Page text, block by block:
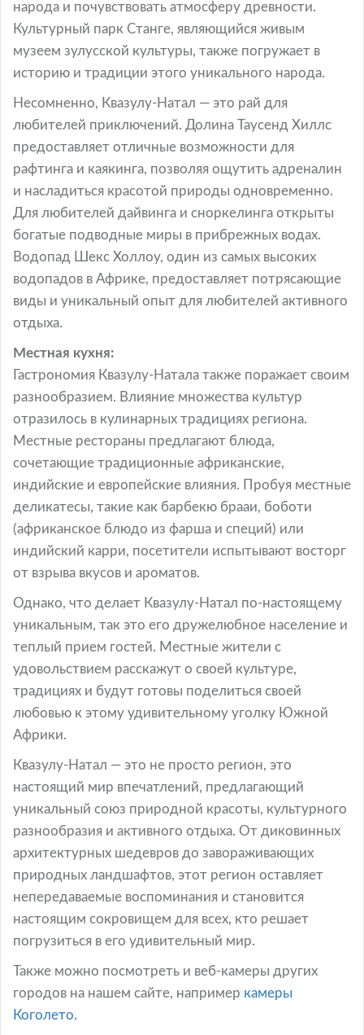
народа и почувствовать атмосферу древности.
Культурный парк Станге, являющийся живым
музеем зулусской культуры, также погружает в
историю и традиции этого уникального народа.
Несомненно, Квазулу-Натал — это рай для
любителей приключений. Долина Таусенд Хиллс
предоставляет отличные возможности для
рафтинга и каякинга, позволяя ощутить адреналин
и насладиться красотой природы одновременно.
Для любителей дайвинга и сноркелинга открыты
богатые подводные миры в прибрежных водах.
Водопад Шекс Холлоу, один из самых высоких
водопадов в Африке, предоставляет потрясающие
виды и уникальный опыт для любителей активного
отдыха.
Местная кухня:
Гастрономия Квазулу-Натала также поражает своим
разнообразием. Влияние множества культур
отразилось в кулинарных традициях региона.
Местные рестораны предлагают блюда,
сочетающие традиционные африканские,
индийские и европейские влияния. Пробуя местные
деликатесы, такие как барбекю брааи, боботи
(африканское блюдо из фарша и специй) или
индийский карри, посетители испытывают восторг
от взрыва вкусов и ароматов.
Однако, что делает Квазулу-Натал по-настоящему
уникальным, так это его дружелюбное население и
теплый прием гостей. Местные жители с
удовольствием расскажут о своей культуре,
традициях и будут готовы поделиться своей
любовью к этому удивительному уголку Южной
Африки.
Квазулу-Натал — это не просто регион, это
настоящий мир впечатлений, предлагающий
уникальный союз природной красоты, культурного
разнообразия и активного отдыха. От диковинных
архитектурных шедевров до завораживающих
природных ландшафтов, этот регион оставляет
непередаваемые воспоминания и становится
настоящим сокровищем для всех, кто решает
погрузиться в его удивительный мир.
Также можно посмотреть и веб-камеры других
городов на нашем сайте, например камеры
Коголето.